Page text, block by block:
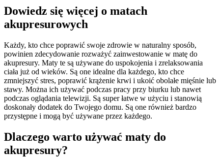
Dowiedz się więcej o matach
akupresurowych
Każdy, kto chce poprawić swoje zdrowie w naturalny sposób,
powinien zdecydowanie rozważyć zainwestowanie w matę do
akupresury. Maty te są używane do uspokojenia i zrelaksowania
ciała już od wieków. Są one idealne dla każdego, kto chce
zmniejszyć stres, poprawić krążenie krwi i ukoić obolałe mięśnie lub
stawy. Można ich używać podczas pracy przy biurku lub nawet
podczas oglądania telewizji. Są super łatwe w użyciu i stanowią
doskonały dodatek do Twojego domu. Są one również bardzo
przystępne i mogą być używane przez każdego.
Dlaczego warto używać maty do
akupresury?